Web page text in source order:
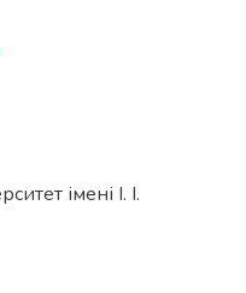
імені І. І.